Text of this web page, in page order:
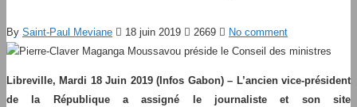
By Saint-Paul Meviane 18 juin 2019 2669 No comment
Libreville, Mardi 18 Juin 2019 (Infos Gabon) – L’ancien vice-président
de la République a assigné le journaliste et son site